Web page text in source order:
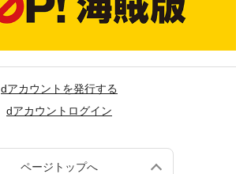
dアカウントを発行する
dアカウントログイン
ページトップへ